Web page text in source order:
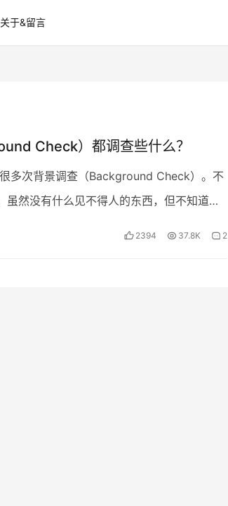
关于&留言
Check）都调查些什么？
多次背景调查（Background Check）。不
然没有什么见不得人的东西，但不知道他
2394 37.8K 2